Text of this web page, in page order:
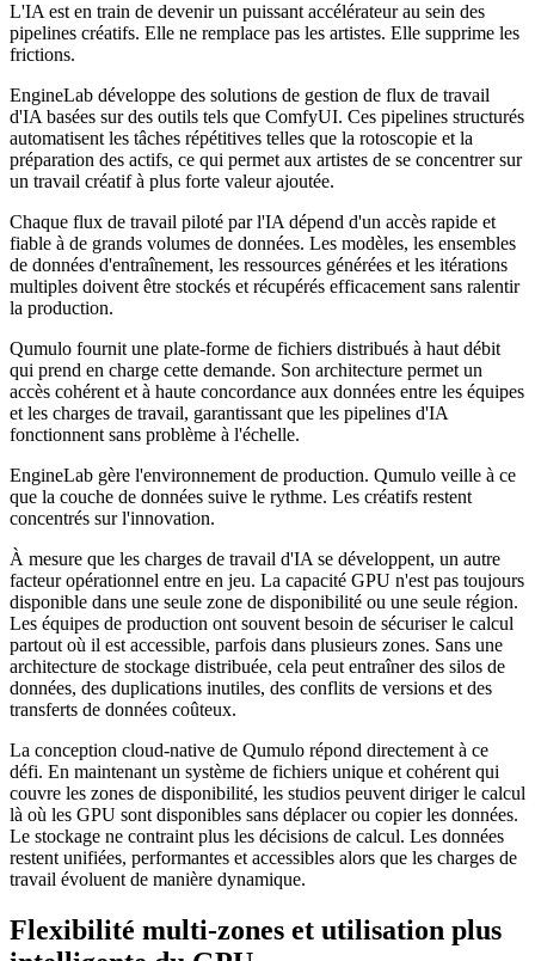
L'IA est en train de devenir un puissant accélérateur au sein des
pipelines créatifs. Elle ne remplace pas les artistes. Elle supprime les
frictions.
EngineLab développe des solutions de gestion de flux de travail
d'IA basées sur des outils tels que ComfyUI. Ces pipelines structurés
automatisent les tâches répétitives telles que la rotoscopie et la
préparation des actifs, ce qui permet aux artistes de se concentrer sur
un travail créatif à plus forte valeur ajoutée.
Chaque flux de travail piloté par l'IA dépend d'un accès rapide et
fiable à de grands volumes de données. Les modèles, les ensembles
de données d'entraînement, les ressources générées et les itérations
multiples doivent être stockés et récupérés efficacement sans ralentir
la production.
Qumulo fournit une plate-forme de fichiers distribués à haut débit
qui prend en charge cette demande. Son architecture permet un
accès cohérent et à haute concordance aux données entre les équipes
et les charges de travail, garantissant que les pipelines d'IA
fonctionnent sans problème à l'échelle.
EngineLab gère l'environnement de production. Qumulo veille à ce
que la couche de données suive le rythme. Les créatifs restent
concentrés sur l'innovation.
À mesure que les charges de travail d'IA se développent, un autre
facteur opérationnel entre en jeu. La capacité GPU n'est pas toujours
disponible dans une seule zone de disponibilité ou une seule région.
Les équipes de production ont souvent besoin de sécuriser le calcul
partout où il est accessible, parfois dans plusieurs zones. Sans une
architecture de stockage distribuée, cela peut entraîner des silos de
données, des duplications inutiles, des conflits de versions et des
transferts de données coûteux.
La conception cloud-native de Qumulo répond directement à ce
défi. En maintenant un système de fichiers unique et cohérent qui
couvre les zones de disponibilité, les studios peuvent diriger le calcul
là où les GPU sont disponibles sans déplacer ou copier les données.
Le stockage ne contraint plus les décisions de calcul. Les données
restent unifiées, performantes et accessibles alors que les charges de
travail évoluent de manière dynamique.
Flexibilité multi-zones et utilisation plus